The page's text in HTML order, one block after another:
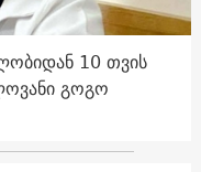
10 თვის
გოგო